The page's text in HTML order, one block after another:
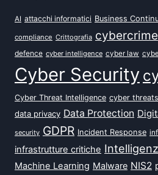
AI attacchi informatici Business
compliance Crittografia cybercrime
defence cyber intelligence cyber law
Cyber Security
Cyber Threat Intelligence cyber threats
data privacy Data Protection
security GDPR Incident Response
infrastrutture critiche
Machine Learning Malware NIS2